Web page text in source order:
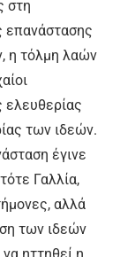
στη
επανάστασης
η τόλμη λαών
των ιδεών.
έγινε
Γαλλία,
αλλά
των ιδεών